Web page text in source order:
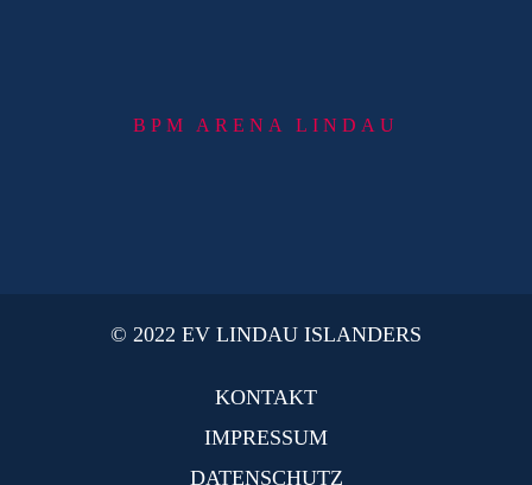
BPM ARENA LINDAU
© 2022 EV LINDAU ISLANDERS
KONTAKT
IMPRESSUM
DATENSCHUTZ